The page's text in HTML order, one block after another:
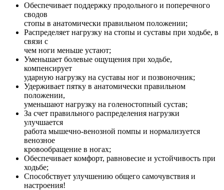
Обеспечивает поддержку продольного и поперечного
сводов
стопы в анатомически правильном положении;
Распределяет нагрузку на стопы и суставы при ходьбе, в
связи с
чем ноги меньше устают;
Уменьшает болевые ощущения при ходьбе,
компенсирует
ударную нагрузку на суставы ног и позвоночник;
Удерживает пятку в анатомически правильном
положении,
уменьшают нагрузку на голеностопный сустав;
За счет правильного распределения нагрузки
улучшается
работа мышечно-венозной помпы и нормализуется
венозное
кровообращение в ногах;
Обеспечивает комфорт, равновесие и устойчивость при
ходьбе;
Способствует улучшению общего самочувствия и
настроения!